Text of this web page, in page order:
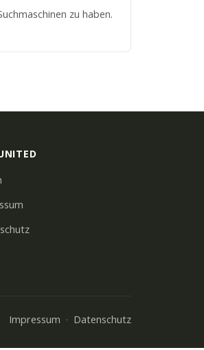
zu haben.
Impressum · Datenschutz